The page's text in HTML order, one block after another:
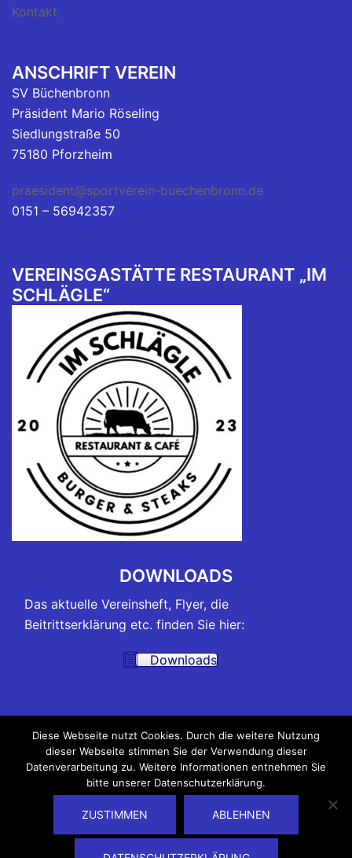
Kontakt
ANSCHRIFT VEREIN
SV Büchenbronn
Präsident Mario Röseling
Siedlungstraße 50
75180 Pforzheim
praesident@sportverein-buechenbronn.de
0151 – 56942357
VEREINSGASTÄTTE RESTAURANT „IM
SCHLÄGLE“
DOWNLOADS
Das aktuelle Vereinsheft, Flyer, die
Beitrittserklärung etc. finden Sie hier:
Downloads
TRAININGSZEITEN
Alle Belegungspläne der Hallen, in denen unsere
Trainings und Kurse stattfinden, sowie die
Trainingszeiten
Diese Webseite nutzt Cookies. Durch die weitere Nutzung
dieser Webseite stimmen Sie der Verwendung dieser
Datenverarbeitung zu. Weitere Informationen entnehmen Sie
bitte unserer Datenschutzerklärung.
ZUSTIMMEN ABLEHNEN